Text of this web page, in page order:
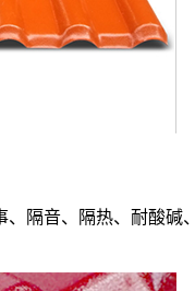
隔音、隔热、耐酸碱